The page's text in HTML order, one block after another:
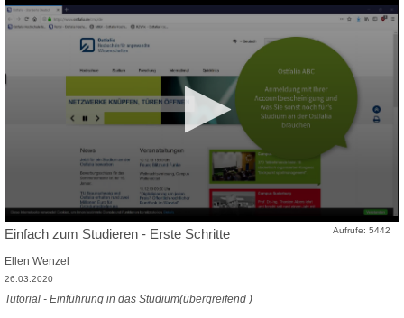
Aufrufe: 5442
Einfach zum Studieren - Erste Schritte
Ellen Wenzel
26.03.2020
Tutorial - Einführung in das Studium(übergreifend )